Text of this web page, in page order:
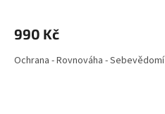
990 Kč
Ochrana - Rovnováha - Sebevědomí